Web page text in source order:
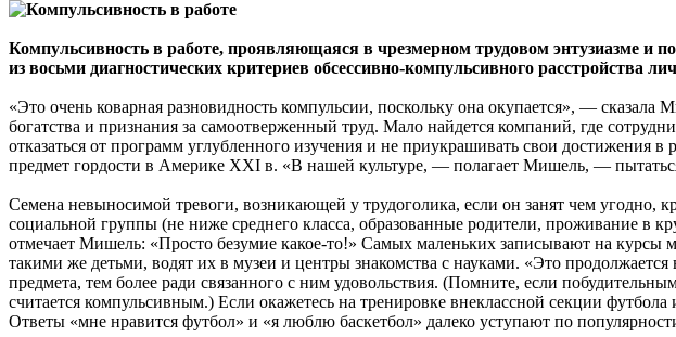
Компульсивность в работе, проявляющаяся в чрезмерном трудовом энтузиазме и
из восьми диагностических критериев обсессивно-компульсивного расстройства
«Это очень коварная разновидность компульсии, поскольку она окупается», —
богатства и признания за самоотверженный труд. Мало найдется компаний, где
отказаться от программ углубленного изучения и не приукрашивать свои
предмет гордости в Америке XXI в. «В нашей культуре, — полагает Мишель, —
Семена невыносимой тревоги, возникающей у трудоголика, если он занят чем угодно,
социальной группы (не ниже среднего класса, образованные родители, проживание в
отмечает Мишель: «Просто безумие какое-то!» Самых маленьких записывают на курсы
такими же детьми, водят их в музеи и центры знакомства с науками. «Это
предмета, тем более ради связанного с ним удовольствия. (Помните, если
считается компульсивным.) Если окажетесь на тренировке внеклассной секции
Ответы «мне нравится футбол» и «я люблю баскетбол» далеко уступают по